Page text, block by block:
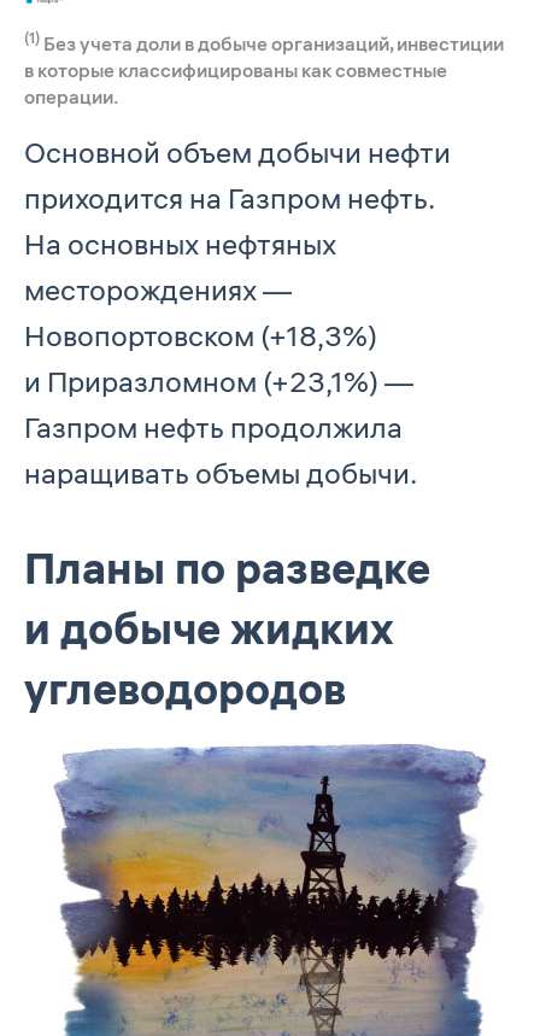
(1) Без учета доли в добыче организаций, инвестиции
в которые классифицированы как совместные
операции.
Основной объем добычи нефти
приходится на Газпром нефть.
На основных нефтяных
месторождениях —
Новопортовском (+18,3%)
и Приразломном (+23,1%) —
Газпром нефть продолжила
наращивать объемы добычи.
Планы по разведке
и добыче жидких
углеводородов